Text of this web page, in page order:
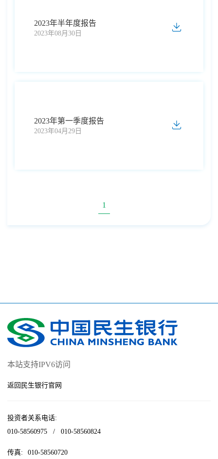
2023年半年度报告
2023年08月30日
2023年第一季度报告
2023年04月29日
1
本站支持IPV6访问
返回民生银行官网
投资者关系电话:
010-58560975
/ 010-58560824
传真: 010-58560720